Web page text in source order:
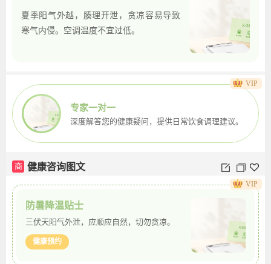
夏季阳气外越，腠理开泄，贪凉容易导致
寒气内侵。空调温度不宜过低。
夏季防感冒图文
专家一对一
深度解答您的健康疑问，提供日常饮食调理建议。
商 健康咨询图文
VIP
防暑降温贴士
三伏天阳气外泄，应顺应自然，切勿贪凉。
健康预约
VIP